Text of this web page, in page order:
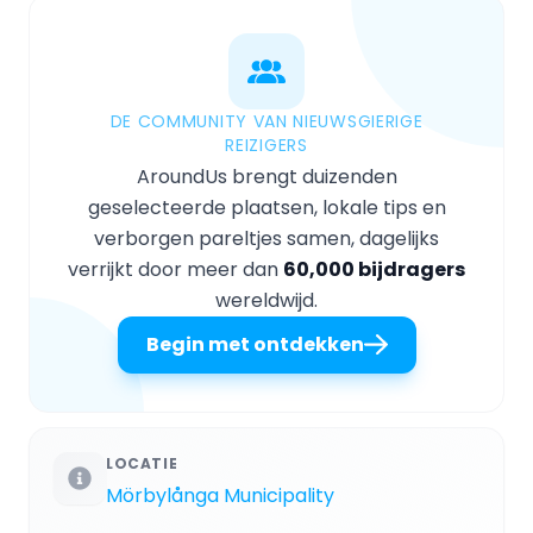
DE COMMUNITY VAN NIEUWSGIERIGE
REIZIGERS
AroundUs brengt duizenden
geselecteerde plaatsen, lokale tips en
verborgen pareltjes samen, dagelijks
verrijkt door meer dan 60,000 bijdragers
wereldwijd.
Begin met ontdekken
LOCATIE
Mörbylånga Municipality